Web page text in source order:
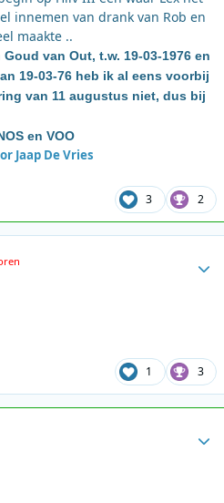
innemen van drank van Rob en
maakte ..
van Out, t.w. 19-03-1976 en
19-03-76 heb ik al eens voorbij
van 11 augustus niet, dus bij
en VOO
Jaap De Vries
3 2
1 3